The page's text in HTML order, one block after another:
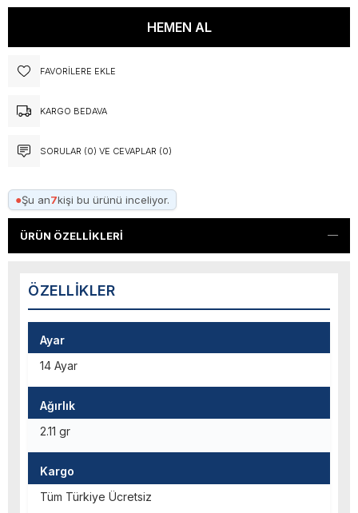
FAVORILERE EKLE
KARGO BEDAVA
SORULAR (0) VE CEVAPLAR (0)
●Şu an7kişi bu ürünü inceliyor.
ÜRÜN ÖZELLIKLERI
ÖZELLIKLER
Ayar
14 Ayar
Ağırlık
2.11 gr
Kargo
Tüm Türkiye Ücretsiz